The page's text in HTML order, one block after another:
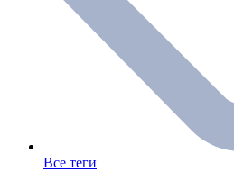
Все теги